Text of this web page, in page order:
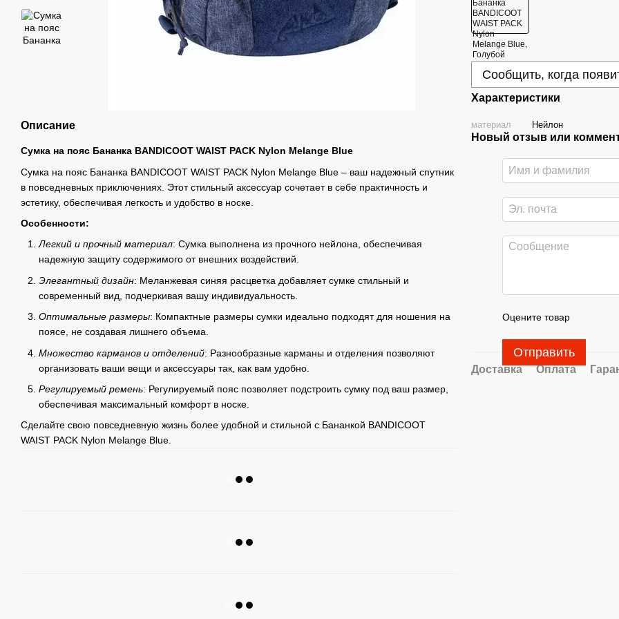
Описание
Сумка на пояс Бананка BANDICOOT WAIST PACK Nylon Melange Blue
Сумка на пояс Бананка BANDICOOT WAIST PACK Nylon Melange Blue – ваш надежный спутник
в повседневных приключениях. Этот стильный аксессуар сочетает в себе практичность и
эстетику, обеспечивая легкость и удобство в носке.
Особенности:
Легкий и прочный материал: Сумка выполнена из прочного нейлона, обеспечивая
надежную защиту содержимого от внешних воздействий.
Элегантный дизайн: Меланжевая синяя расцветка добавляет сумке стильный и
современный вид, подчеркивая вашу индивидуальность.
Оптимальные размеры: Компактные размеры сумки идеально подходят для ношения на
поясе, не создавая лишнего объема.
Множество карманов и отделений: Разнообразные карманы и отделения позволяют
организовать ваши вещи и аксессуары так, как вам удобно.
Регулируемый ремень: Регулируемый пояс позволяет подстроить сумку под ваш размер,
обеспечивая максимальный комфорт в носке.
Сделайте свою повседневную жизнь более удобной и стильной с Бананкой BANDICOOT
WAIST PACK Nylon Melange Blue.
Сообщить, когда
Характеристики
материал Нейлон
Новый отзыв или
Оцените товар
Отправить
Доставка Оплата